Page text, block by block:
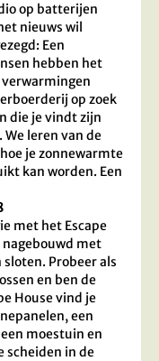
op batterijen
nieuws wil
Een
hebben het
op zoek
die je vindt zijn
leren van de
je zonnewarmte
kan worden. Een
met het Escape
nagebouwd met
Probeer als
en ben de
House vind je
een
moestuin en
scheiden in de